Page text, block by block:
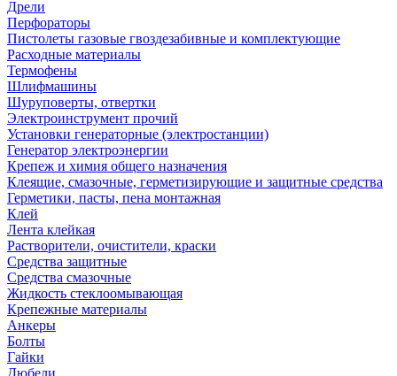
Дрели
Перфораторы
Пистолеты газовые гвоздезабивные и комплектующие
Расходные материалы
Термофены
Шлифмашины
Шуруповерты, отвертки
Электроинструмент прочий
Установки генераторные (электростанции)
Генератор электроэнергии
Крепеж и химия общего назначения
Клеящие, смазочные, герметизирующие и защитные средства
Герметики, пасты, пена монтажная
Клей
Лента клейкая
Растворители, очистители, краски
Средства защитные
Средства смазочные
Жидкость стеклоомывающая
Крепежные материалы
Анкеры
Болты
Гайки
Дюбели